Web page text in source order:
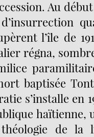
Au
l’île de
régna,
baptisée
s’installe en
haïtienne,
de la